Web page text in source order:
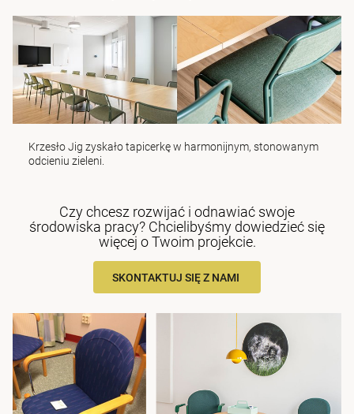
KrzesłoJig zyskało tapicerkę w harmonijnym, stonowanym
odcieniu zieleni.
Czy chcesz rozwijać i odnawiać swoje
środowiska pracy? Chcielibyśmy dowiedzieć się
więcej o Twoim projekcie.
SKONTAKTUJ SIĘ Z NAMI